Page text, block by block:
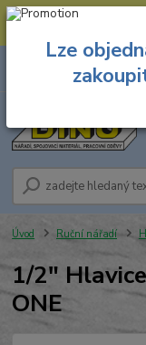
--- Spojovací materiál:
8.00 hod. - 16.00 hod.
Úvod Ruční nářadí
1/2"
ONE
Lze